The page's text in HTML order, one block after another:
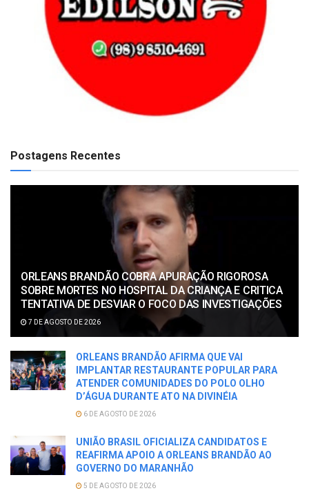
Postagens Recentes
ORLEANS BRANDÃO COBRA APURAÇÃO RIGOROSA
SOBRE MORTES NO HOSPITAL DA CRIANÇA E CRITICA
TENTATIVA DE DESVIAR O FOCO DAS INVESTIGAÇÕES
7 DE AGOSTO DE 2026
ORLEANS BRANDÃO AFIRMA QUE VAI
IMPLANTAR RESTAURANTE POPULAR PARA
ATENDER COMUNIDADES DO POLO OLHO
D’ÁGUA DURANTE ATO NA DIVINÉIA
6 DE AGOSTO DE 2026
UNIÃO BRASIL OFICIALIZA CANDIDATOS E
REAFIRMA APOIO A ORLEANS BRANDÃO AO
GOVERNO DO MARANHÃO
5 DE AGOSTO DE 2026